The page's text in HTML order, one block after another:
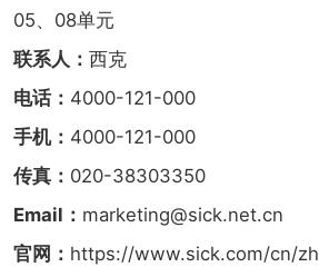
05、08单元
联系人： 西克
电话： 4000-121-000
手机： 4000-121-000
传真： 020-38303350
Email： marketing@sick.net.cn
官网： https://www.sick.com/cn/zh